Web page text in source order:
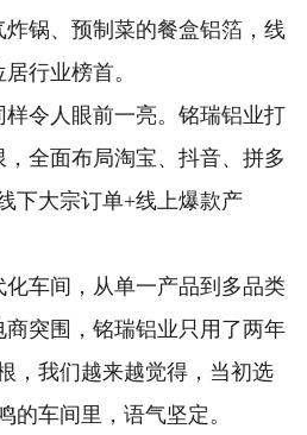
锅、预制菜的餐盒铝箔，线
行业榜首。
令人眼前一亮。铭瑞铝业打
全面布局淘宝、抖音、拼多
下大宗订单+线上爆款产
车间，从单一产品到多品类
突围，铭瑞铝业只用了两年
，我们越来越觉得，当初选
的车间里，语气坚定。